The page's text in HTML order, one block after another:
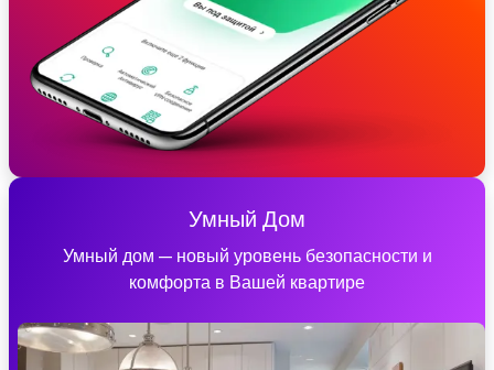
Умный Дом
Умный дом — новый уровень безопасности и
комфорта в Вашей квартире